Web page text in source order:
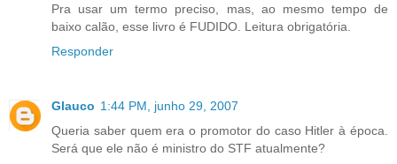
Pra usar um termo preciso, mas, ao mesmo tempo de
baixo calão, esse livro é FUDIDO. Leitura obrigatória.
Responder
Glauco 1:44 PM, junho 29, 2007
Queria saber quem era o promotor do caso Hitler à época.
Será que ele não é ministro do STF atualmente?